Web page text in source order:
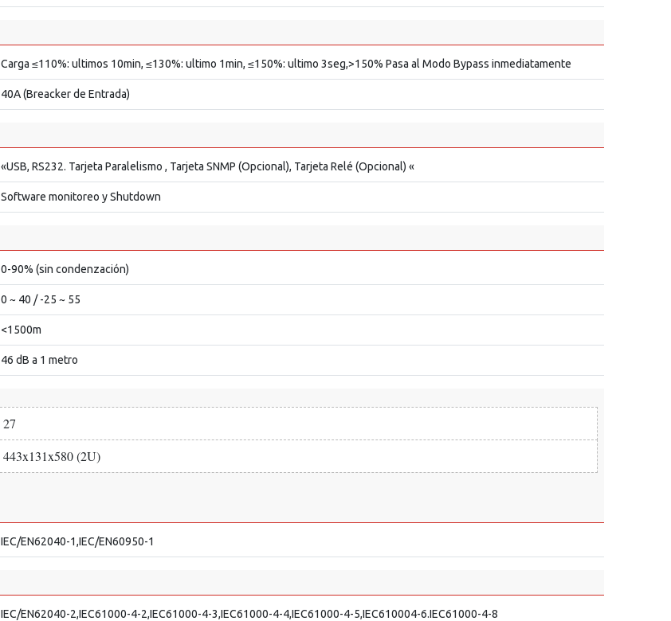
Carga ≤110%: ultimos 10min, ≤130%: ultimo 1min, ≤150%: ultimo 3seg,>150% Pasa al Modo Bypass inmediatamente
40A (Breacker de Entrada)
«USB, RS232. Tarjeta Paralelismo , Tarjeta SNMP (Opcional), Tarjeta Relé (Opcional) «
Software monitoreo y Shutdown
0-90% (sin condenzación)
0 ~ 40 / -25 ~ 55
<1500m
46 dB a 1 metro
27
443x131x580 (2U)
IEC/EN62040-1,IEC/EN60950-1
IEC/EN62040-2,IEC61000-4-2,IEC61000-4-3,IEC61000-4-4,IEC61000-4-5,IEC610004-6.IEC61000-4-8